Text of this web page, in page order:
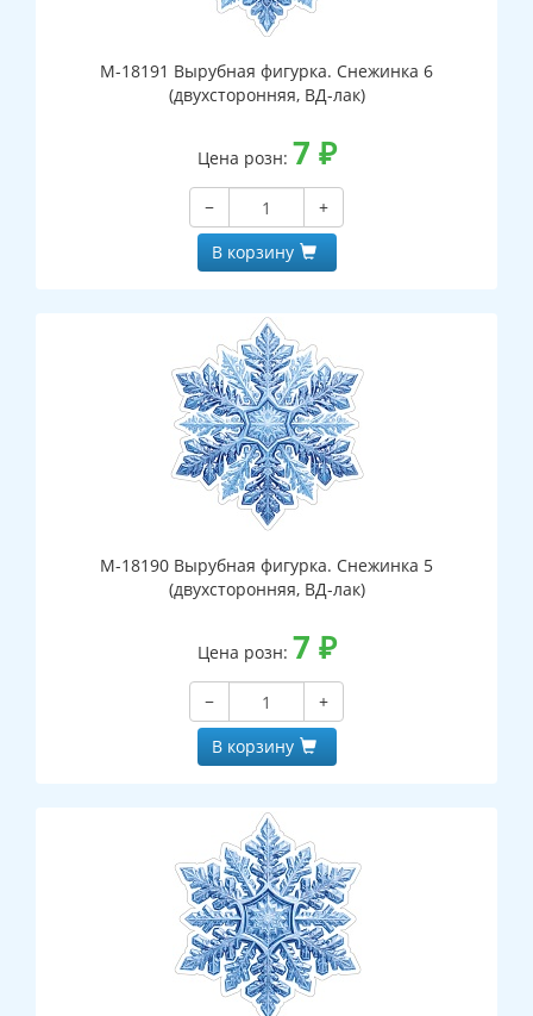
М-18191 Вырубная фигурка. Снежинка 6
(двухсторонняя, ВД-лак)
Цена розн: 7 ₽
−
+
В корзину
М-18190 Вырубная фигурка. Снежинка 5
(двухсторонняя, ВД-лак)
Цена розн: 7 ₽
−
+
В корзину